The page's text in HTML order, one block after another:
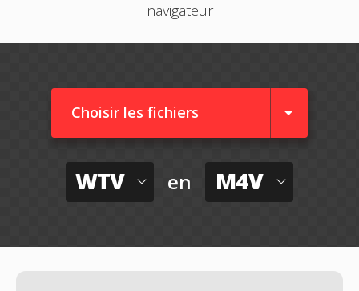
navigateur
Choisir les fichiers
WTV en M4V